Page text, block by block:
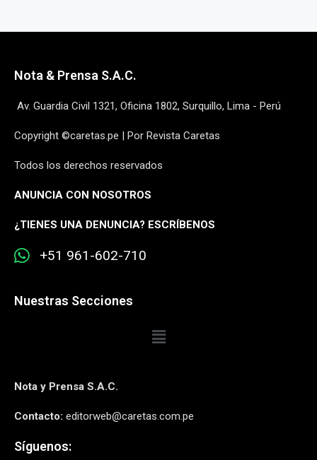
Nota & Prensa S.A.C.
Av. Guardia Civil 1321, Oficina 1802, Surquillo, Lima - Perú
Copyright ©caretas.pe | Por Revista Caretas
Todos los derechos reservados
ANUNCIA CON NOSOTROS
¿TIENES UNA DENUNCIA? ESCRÍBENOS
+51 961-602-710
Nuestras Secciones
Nota y Prensa S.A.C.
Contacto: editorweb@caretas.com.pe
Síguenos: